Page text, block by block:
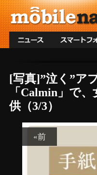
[写真]”泣く”ア
「Calmin」で
供（3/3）
«前